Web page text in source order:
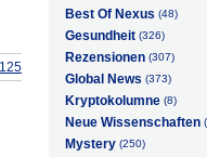
Best Of Nexus (48)
Gesundheit (326)
Rezensionen (307)
Global News (373)
Kryptokolumne (8)
Neue Wissenschaften
Mystery (250)